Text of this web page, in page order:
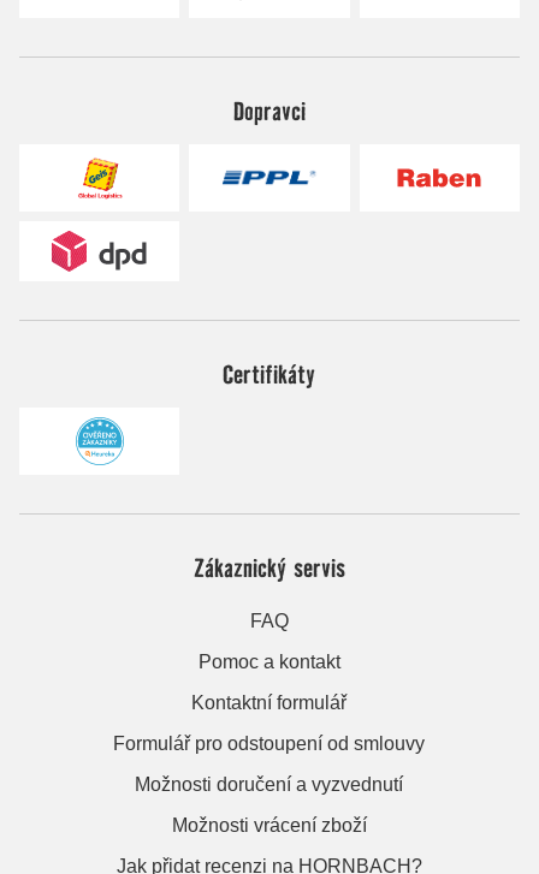
Dopravci
Certifikáty
Zákaznický servis
FAQ
Pomoc a kontakt
Kontaktní formulář
Formulář pro odstoupení od smlouvy
Možnosti doručení a vyzvednutí
Možnosti vrácení zboží
Jak přidat recenzi na HORNBACH?